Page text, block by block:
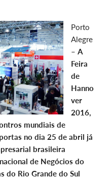
Porto
Alegre
– A
Feira
de
Hanno
ver
2016,
mundiais de
no dia 25 de abril já
brasileira
de Negócios do
do Rio Grande do Sul